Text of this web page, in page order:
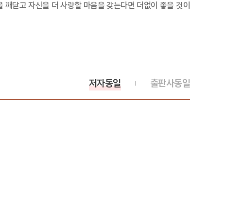
닫고 자신을 더 사랑할 마음을 갖는다면 더없이 좋을 것이
출판사동일
저자동일